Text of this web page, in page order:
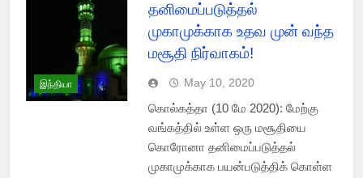
இந்தியா
தனிமைப்படுத்தல்
முகாமுக்காக உதவ முன் வந்த
மசூதி நிர்வாகம்!
May 10, 2020
கொல்கத்தா (10 மே 2020): மேற்கு
வங்கத்தில் உள்ள ஒரு மசூதியை
கொரோனா தனிமைப்படுத்தல்
முகாமுக்காக பயன்படுத்திக் கொள்ள